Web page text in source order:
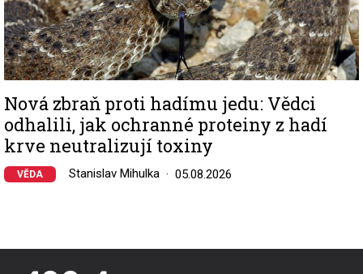
Nová zbraň proti hadímu jedu: Vědci
odhalili, jak ochranné proteiny z hadí
krve neutralizují toxiny
VĚDA Stanislav Mihulka 05.08.2026